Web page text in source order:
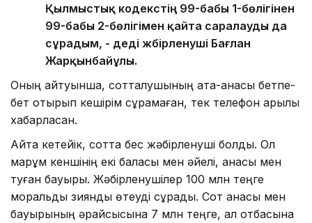
Қылмыстық кодекстің 99-бабы 1-бөлігінен
99-бабы 2-бөлігімен қайта саралауды да
сұрадым, - деді жәбірленуші Бағлан
Жарқынбайұлы.
Оның айтуынша, сотталушының ата-анасы бетпе-
бет отырып кешірім сұрамаған, тек телефон арқылы
хабарласқан.
Айта кетейік, сотта бес жәбірленуші болды. Ол
марқұм кеншінің екі баласы мен әйелі, анасы мен
туған бауыры. Жәбірленушілер 100 млн теңге
моральдық зиянды өтеуді сұрады. Сот анасы мен
бауырының әрқайсысына 7 млн теңге, ал отбасына